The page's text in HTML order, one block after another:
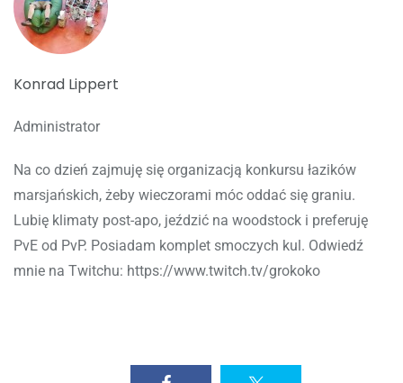
Konrad Lippert
Administrator
Na co dzień zajmuję się organizacją konkursu łazików
marsjańskich, żeby wieczorami móc oddać się graniu.
Lubię klimaty post-apo, jeździć na woodstock i preferuję
PvE od PvP. Posiadam komplet smoczych kul. Odwiedź
mnie na Twitchu: https://www.twitch.tv/grokoko